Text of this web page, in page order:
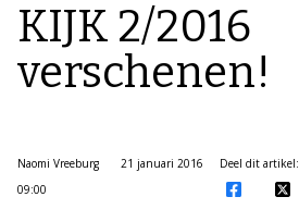
KIJK 2/2016
verschenen!
Naomi Vreeburg
21 januari 2016
09:00
Deel dit artikel: